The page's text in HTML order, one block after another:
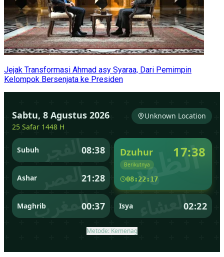
Jejak Transformasi Ahmad asy Syaraa, Dari Pemimpin
Kelompok Bersenjata ke Presiden